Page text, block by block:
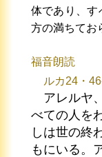
体であり、す
方の満ちてお
福音朗読
ルカ24・
アレルヤ
べての人を
しは世の終
もにいる。